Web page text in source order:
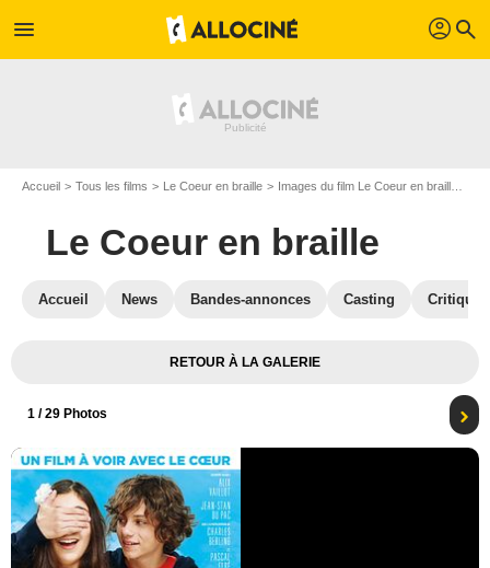
menu profil search
Accueil Tous les films Le Coeur en braille Images du film Le Coeur en braille
Le Coeur en braille
Accueil News Bandes-annonces Casting
RETOUR À LA GALERIE
1 / 29 Photos